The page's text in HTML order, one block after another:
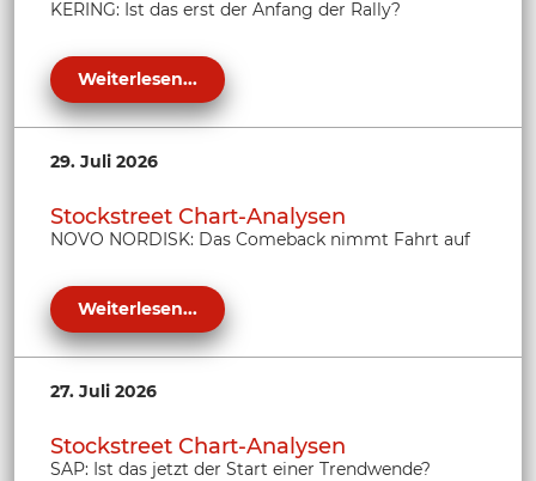
KERING: Ist das erst der Anfang der Rally?
Weiterlesen...
29. Juli 2026
Stockstreet Chart-Analysen
NOVO NORDISK: Das Comeback nimmt Fahrt auf
Weiterlesen...
27. Juli 2026
Stockstreet Chart-Analysen
SAP: Ist das jetzt der Start einer Trendwende?